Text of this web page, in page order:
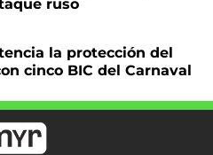
ruso
la protección del
cinco BIC del Carnaval